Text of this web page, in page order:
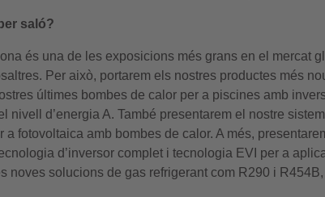
saló?
és una de les exposicions més grans en el mercat
Per això, portarem els nostres productes més
últimes bombes de calor per a piscines amb
d’energia A. També presentarem el nostre
fotovoltaica amb bombes de calor. A més,
d’inversor complet i tecnologia EVI per a
noves solucions de gas refrigerant com R290 i